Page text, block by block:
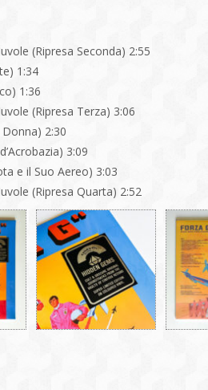
(Ripresa Seconda) 2:55
1:34
1:36
(Ripresa Terza) 3:06
2:30
3:09
e il Suo Aereo) 3:03
(Ripresa Quarta) 2:52